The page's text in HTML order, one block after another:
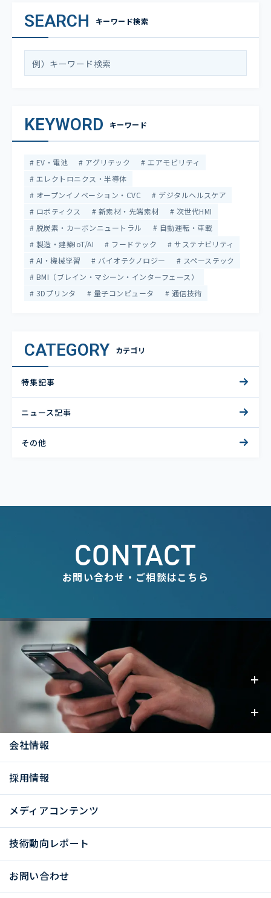
SEARCH キーワード検索
KEYWORD キーワード
EV・電池 アグリテック
エアモビリティ
エレクトロニクス・半導体
オープンイノベーション・CVC
デジタルヘルスケア
ロボティクス
新素材・先端素材
次世代HMI
脱炭素・カーボンニュートラル
自動運転・車載
製造・建築IoT/AI
フードテック
サステナビリティ
AI・機械学習
バイオテクノロジー
スペーステック
BMI（ブレイン・マシーン・インターフェース）
3Dプリンタ
量子コンピュータ 通信技術
CATEGORY カテゴリ
特集記事
ニュース記事
その他
CONTACT
お問い合わせ・ご相談はこちら
事業内容
お知らせ
会社情報
採用情報
メディアコンテンツ
技術動向レポート
お問い合わせ